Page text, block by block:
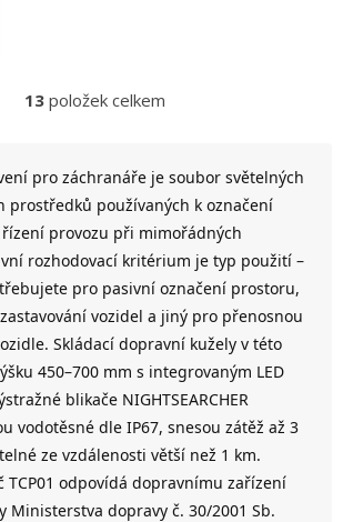
O
á
a
c
í
r
v
k
y
v
ý
p
i
s
u
13položek celkem
pro záchranáře je soubor světelných
prostředků používaných k označení
provozu při mimořádných
rozhodovací kritérium je typ použití –
pro pasivní označení prostoru,
vozidel a jiný pro přenosnou
Skládací dopravní kužely v této
450–700 mm s integrovaným LED
blikače NIGHTSEARCHER
vodotěsné dle IP67, snesou zátěž až 3
ze vzdálenosti větší než 1 km.
TCP01 odpovídá dopravnímu zařízení
Ministerstva dopravy č. 30/2001 Sb.